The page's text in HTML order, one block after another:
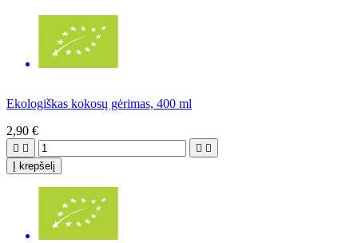
Ekologiškas kokosų gėrimas, 400 ml
2,90 €
   
Į krepšelį